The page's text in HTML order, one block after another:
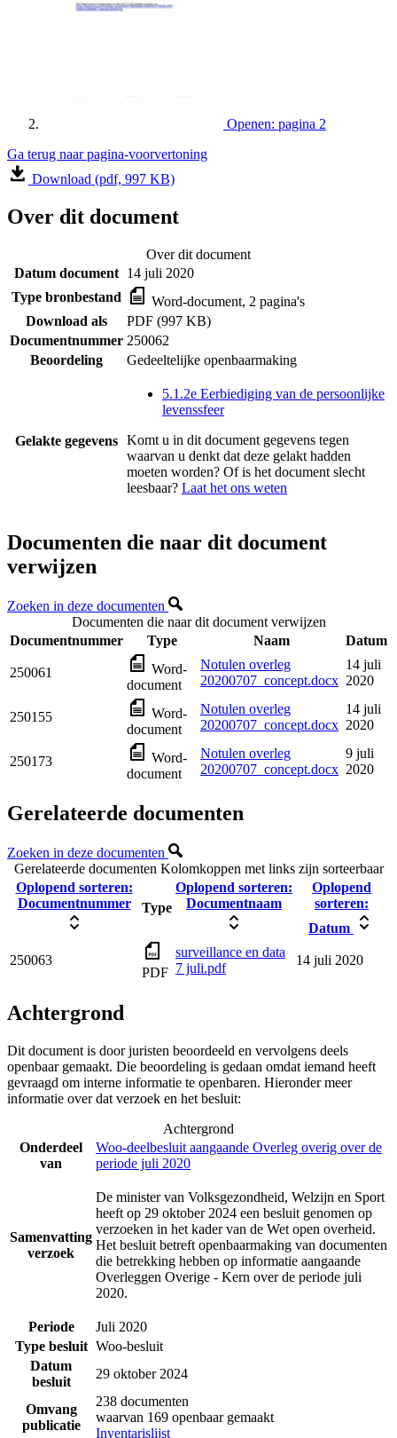
Openen: pagina 2
Ga terug naar pagina-voorvertoning
Download (pdf, 997 KB)
Over dit document
Over dit document
Datum document 14 juli 2020
Type bronbestand
Word-document, 2 pagina's
Download als
PDF (997 KB)
Documentnummer 250062
Beoordeling
Gedeeltelijke openbaarmaking
Gelakte gegevens
5.1.2e Eerbiediging van de persoonlijke
levenssfeer
Komt u in dit document gegevens tegen
waarvan u denkt dat deze gelakt hadden
moeten worden? Of is het document slecht
leesbaar? Laat het ons weten
Documenten die naar dit document
verwijzen
Zoeken in deze documenten
Documenten die naar dit document verwijzen
Documentnummer
Type Naam Datum
250061
Word-
document
Notulen overleg
20200707_concept.docx
14 juli
2020
250155
Word-
document
Notulen overleg
20200707_concept.docx
14 juli
2020
250173
Word-
document
Notulen overleg
20200707_concept.docx
9 juli
2020
Gerelateerde documenten
Zoeken in deze documenten
Gerelateerde documenten Kolomkoppen met links zijn sorteerbaar
Oplopend sorteren:
Documentnummer
Type
Oplopend sorteren:
Documentnaam
Oplopend
sorteren:
Datum
250063
PDF
surveillance en data
7 juli.pdf
14 juli 2020
Achtergrond
Dit document is door juristen beoordeeld en vervolgens deels
openbaar gemaakt. Die beoordeling is gedaan omdat iemand heeft
gevraagd om interne informatie te openbaren. Hieronder meer
informatie over dat verzoek en het besluit:
Achtergrond
Onderdeel
van
Woo-deelbesluit aangaande Overleg overig over de
periode juli 2020
Samenvatting
verzoek
De minister van Volksgezondheid, Welzijn en Sport
heeft op 29 oktober 2024 een besluit genomen op
verzoeken in het kader van de Wet open overheid.
Het besluit betreft openbaarmaking van documenten
die betrekking hebben op informatie aangaande
Overleggen Overige - Kern over de periode juli
2020.
Periode
Juli 2020
Type besluit Woo-besluit
Datum
besluit
29 oktober 2024
Omvang
publicatie
238 documenten
waarvan 169 openbaar gemaakt
Inventarislijst